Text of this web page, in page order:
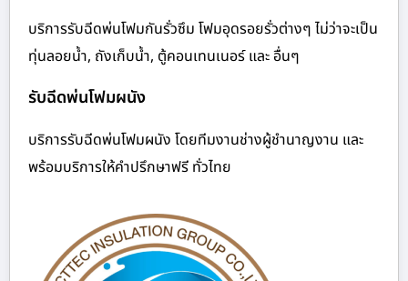
บริการรับฉีดพ่นโฟมกันรั่วซึม โฟมอุดรอยรั่วต่างๆ ไม่ว่าจะเป็น
ทุ่นลอยน้ำ, ถังเก็บน้ำ, ตู้คอนเทนเนอร์ และ อื่นๆ
รับฉีดพ่นโฟมผนัง
บริการรับฉีดพ่นโฟมผนัง โดยทีมงานช่างผู้ชำนาญงาน และ
พร้อมบริการให้คำปรึกษาฟรี ทั่วไทย